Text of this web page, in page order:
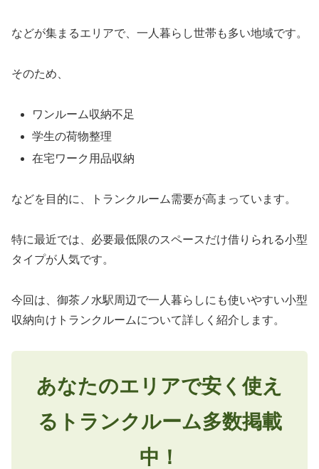
などが集まるエリアで、一人暮らし世帯も多い地域です。
そのため、
ワンルーム収納不足
学生の荷物整理
在宅ワーク用品収納
などを目的に、トランクルーム需要が高まっています。
特に最近では、必要最低限のスペースだけ借りられる小型
タイプが人気です。
今回は、御茶ノ水駅周辺で一人暮らしにも使いやすい小型
収納向けトランクルームについて詳しく紹介します。
あなたのエリアで安く使え
るトランクルーム多数掲載
中！